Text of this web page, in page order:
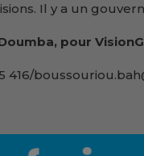
Il y a un
pour
416/